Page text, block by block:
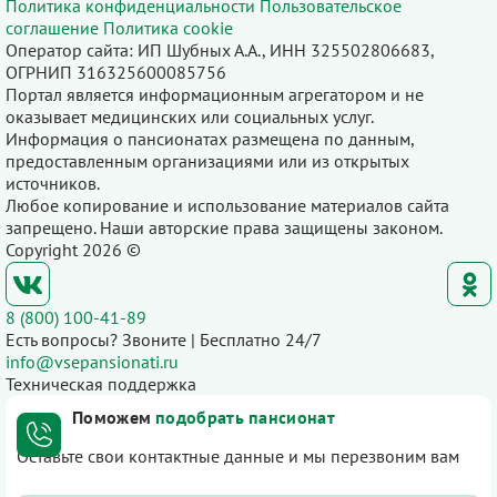
Политика конфиденциальности Пользовательское
соглашение Политика cookie
Оператор сайта: ИП Шубных А.А., ИНН 325502806683,
ОГРНИП 316325600085756
Портал является информационным агрегатором и не
оказывает медицинских или социальных услуг.
Информация о пансионатах размещена по данным,
предоставленным организациями или из открытых
источников.
Любое копирование и использование материалов сайта
запрещено. Наши авторские права защищены законом.
Copyright 2026 ©
8 (800) 100-41-89
Есть вопросы? Звоните | Бесплатно 24/7
info@vsepansionati.ru
Техническая поддержка
Поможем подобрать пансионат
Оставьте свои контактные данные и мы перезвоним вам